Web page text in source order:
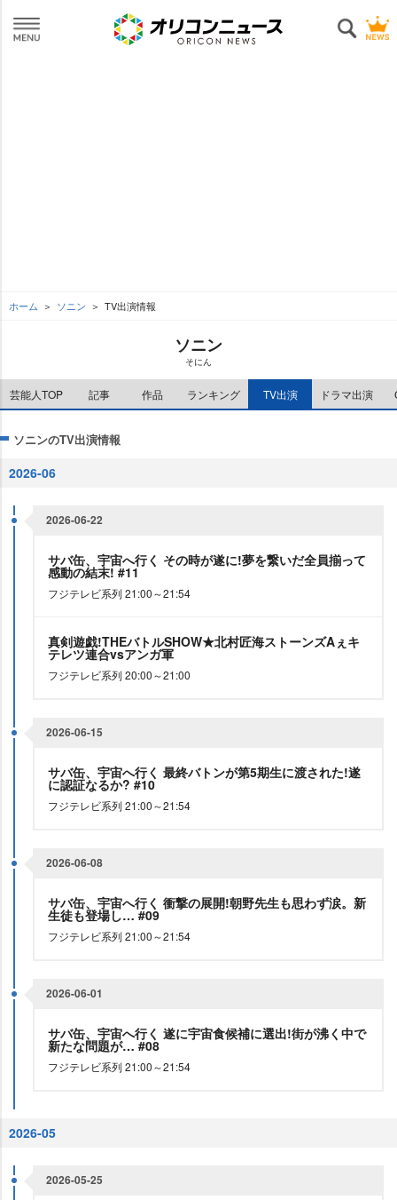
ホーム ソニン TV出演情報
ソニン
そにん
芸能人TOP 記事 作品 ランキング TV出演 ドラマ出演
ソニンのTV出演情報
2026-06
2026-06-22
サバ缶、宇宙へ行く その時が遂に!夢を繋いだ全員揃って
感動の結末! #11
フジテレビ系列 21:00～21:54
真剣遊戯!THEバトルSHOW★北村匠海ストーンズAぇキ
テレツ連合vsアンガ軍
フジテレビ系列 20:00～21:00
2026-06-15
サバ缶、宇宙へ行く 最終バトンが第5期生に渡された!遂
に認証なるか? #10
フジテレビ系列 21:00～21:54
2026-06-08
サバ缶、宇宙へ行く 衝撃の展開!朝野先生も思わず涙。新
生徒も登場し… #09
フジテレビ系列 21:00～21:54
2026-06-01
サバ缶、宇宙へ行く 遂に宇宙食候補に選出!街が沸く中で
新たな問題が… #08
フジテレビ系列 21:00～21:54
2026-05
2026-05-25